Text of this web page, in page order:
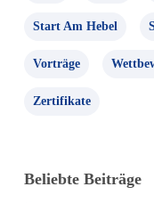
Start Am Hebel
Vorträge
Zertifikate
Beliebte Beiträge